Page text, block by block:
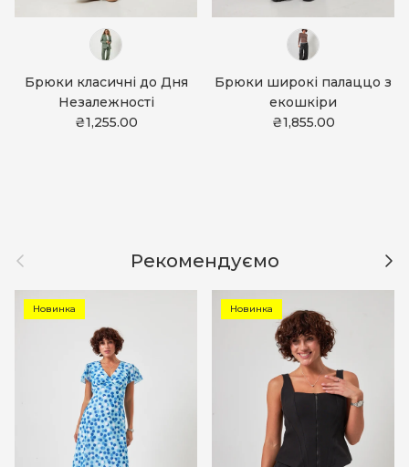
Брюки класичні до Дня
Незалежності
₴1,255.00
Брюки широкі палаццо з
екошкіри
₴1,855.00
Назад Рекомендуємо
Новинка Новинка